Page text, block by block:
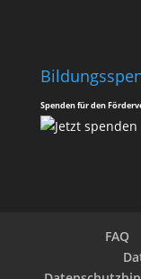
Spenden für den
FAQ